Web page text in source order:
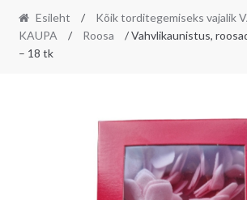
Esileht /
Kõik torditegemiseks vajalik
KAUPA
/ Roosa
/ Vahvlikaunistus,
– 18 tk